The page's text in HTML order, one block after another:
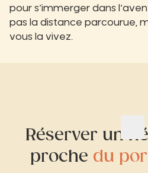
pour s’immerger dans
pas la distance parcourue,
vous la vivez.
Réserver un
proche du